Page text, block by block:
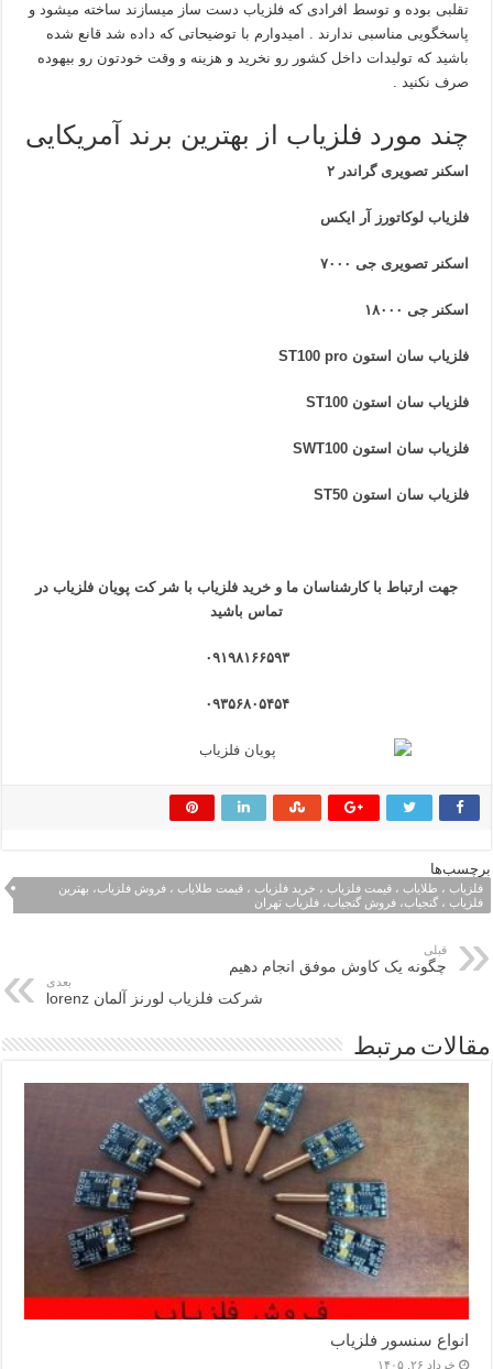
تقلبی بوده و توسط افرادی که فلزیاب دست ساز میسازند ساخته میشود و
پاسخگویی مناسبی ندارند . امیدوارم با توضیحاتی که داده شد قانع شده
باشید که تولیدات داخل کشور رو نخرید و هزینه و وقت خودتون رو بیهوده
صرف نکنید .
چند مورد فلزیاب از بهترین برند آمریکایی
اسکنر تصویری گراندر ۲
فلزیاب لوکاتورز آر ایکس
اسکنر تصویری جی ۷۰۰۰
اسکنر جی ۱۸۰۰۰
فلزیاب سان استون ST100 pro
فلزیاب سان استون ST100
فلزیاب سان استون SWT100
فلزیاب سان استون ST50
جهت ارتباط با کارشناسان ما و خرید فلزیاب با شر کت پویان فلزیاب در
تماس باشید
۰۹۱۹۸۱۶۶۵۹۳
۰۹۳۵۶۸۰۵۴۵۴
برچسب‌ها
فلزیاب ، طلایاب ، قیمت فلزیاب ، خرید فلزیاب ، قیمت طلایاب ، فروش فلزیاب، بهترین
فلزیاب ، گنجیاب، فروش گنجیاب، فلزیاب تهران
قبلی
چگونه یک کاوش موفق انجام دهیم
بعدی
شرکت فلزیاب لورنز آلمان lorenz
مقالات مرتبط
انواع سنسور فلزیاب
خرداد ۲۶, ۱۴۰۵